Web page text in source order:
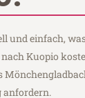
und einfach,
Kuopio
anfordern.